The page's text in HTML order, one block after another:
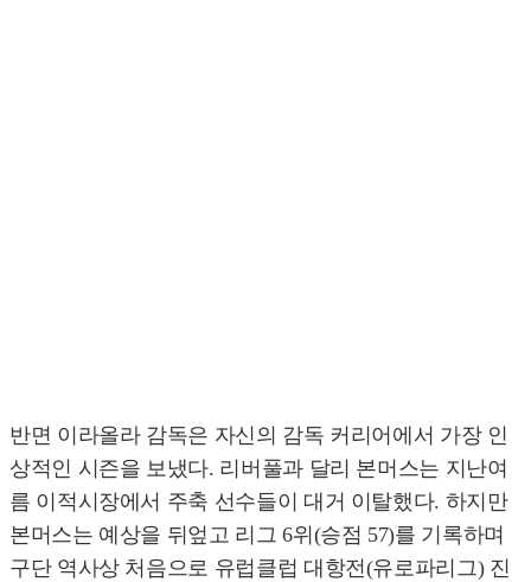
반면 이라올라 감독은 자신의 감독 커리어에서 가장 인
상적인 시즌을 보냈다. 리버풀과 달리 본머스는 지난여
름 이적시장에서 주축 선수들이 대거 이탈했다. 하지만
본머스는 예상을 뒤엎고 리그 6위(승점 57)를 기록하며
구단 역사상 처음으로 유럽클럽 대항전(유로파리그) 진